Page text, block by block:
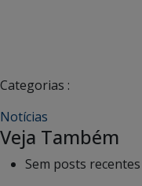
Categorias :
Notícias
Veja Também
Sem posts